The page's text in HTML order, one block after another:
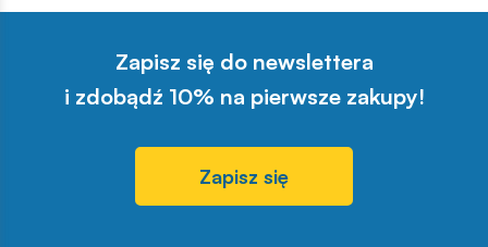
tygodniach. Zachęcamy do
materiałami produktowymi.
Zapisz się do newslettera
i zdobądź 10% na pierwsze zakupy!
Zapisz się